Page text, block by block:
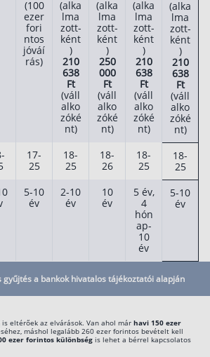
(100
ezer
fori
ntos
jóváí
rás)
(alka
lma
zott-
ként
)
210
638
Ft
(váll
alko
zóké
nt)
(alka
lma
zott-
ként
)
250
000
Ft
(váll
alko
zóké
nt)
(alka
lma
zott-
ként
)
210
638
Ft
(váll
alko
zóké
nt)
(alka
lma
zott-
ként
)
210
638
Ft
(váll
alko
zóké
nt)
17-
25
18-
25
18-
26
18-
25
18-
25
5-10
év
2-10
év
10
év
5 év,
4
hón
ap-
10
év
5-10
év
gyűjtés a bankok hivatalos tájékoztatói alapján
is eltérőek az elvárások. Van ahol már havi 150 ezer
máshol legalább 260 ezer forintos bevételt kell
ezer forintos különbség is lehet a bérrel kapcsolatos